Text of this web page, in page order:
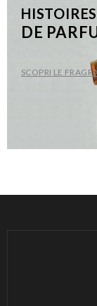
HISTOIRES
DE
SCOPRI LE